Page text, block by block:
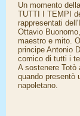
Un momento
TUTTI I TEMPI
rappresentati
Ottavio
maestro e mito.
principe Antonio
comico di tutti i
A sostenere Totò
quando presentò
napoletano.